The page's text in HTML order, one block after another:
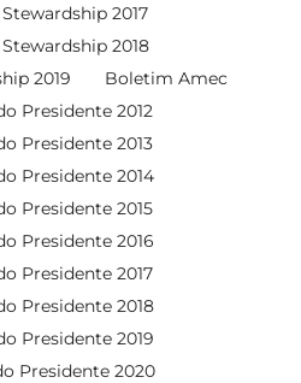
2017
2018
2019
Boletim Amec
Presidente 2012
Presidente 2013
Presidente 2014
Presidente 2015
Presidente 2016
Presidente 2017
Presidente 2018
Presidente 2019
Presidente 2020